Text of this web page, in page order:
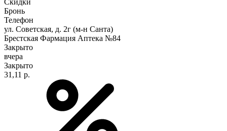
Бронь
Телефон
ул. Советская, д. 2г (м-н Санта)
Брестская Фармация Аптека №84
Закрыто
вчера
Закрыто
31,11 р.